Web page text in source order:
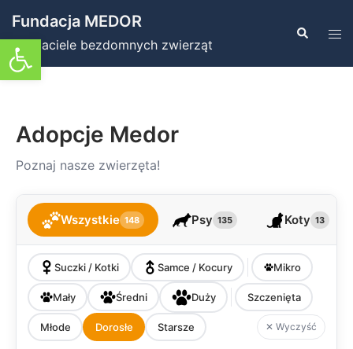
Otwórz pasek narzędzi
do
treści
Fundacja MEDOR
Przyjaciele bezdomnych zwierząt
Szukaj
Adopcje Medor
Poznaj nasze zwierzęta!
Wszystkie 148 Psy 135 Koty 13
Suczki / Kotki Samce / Kocury Mikro
Mały Średni Duży Szczenięta
Młode Dorosłe Starsze ✕ Wyczyść